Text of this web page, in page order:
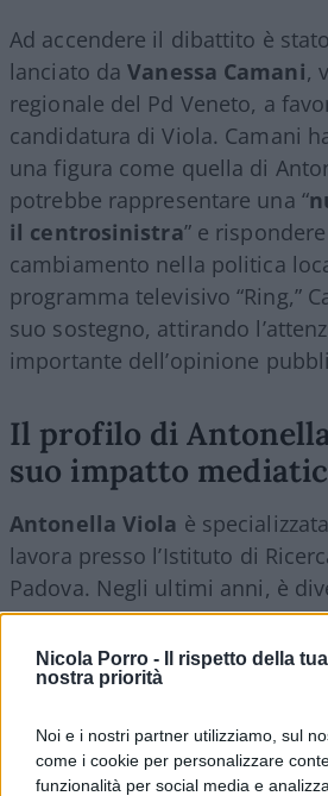
Nicola Porro -
Il rispetto della
nostra priorità
Noi e i nostri partner utilizziamo, sul
come i cookie per personalizzare
funzionalità per social media e
Ad accendere il dibattito è
lanciato daVanessa Camani,
regionale del Pd Veneto, a
candidatura di Viola. Camani
una figura come quella di
potrebbe rappresentare una “
il centrosinistra” e
cambiamento nella politica
programma televisivo “Ring,”
suo sostegno, attirando
importante dell’opinione
Il profilo di
suo impatto
Antonella Viola è
lavora presso l’Istituto di
Padova. Negli ultimi anni, è
nota al pubblico anche come
attive durante la pandemia di
popolarità, secondo il Pd,
al di fuori dell’elettorato
centrosinistra. In fondo non